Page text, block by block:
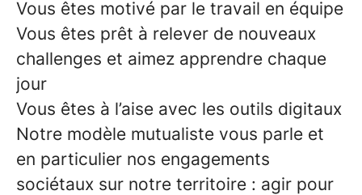
Vous êtes motivé par le travail en équipe
Vous êtes prêt à relever de nouveaux
challenges et aimez apprendre chaque
jour
Vous êtes à l’aise avec les outils digitaux
Notre modèle mutualiste vous parle et
en particulier nos engagements
sociétaux sur notre territoire : agir pour